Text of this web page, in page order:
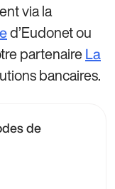
via la
d’Eudonet ou
partenaire La
bancaires.
de